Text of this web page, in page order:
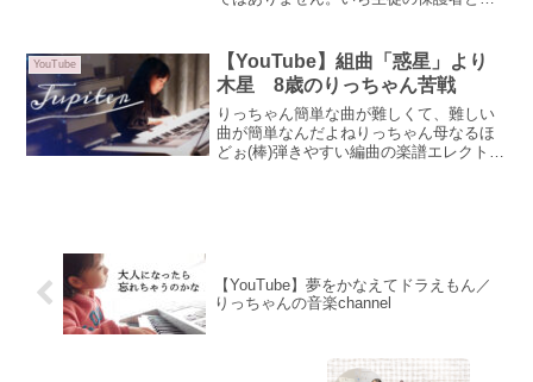
ず…。りっちゃん母あ、ヤマハ営業さ
ん、いつでもお待ちしてｍみんなの...
YouTube
【YouTube】組曲「惑星」より
木星 8歳のりっちゃん苦戦
りっちゃん簡単な曲が難しくて、難しい
曲が簡単なんだよねりっちゃん母なるほ
どぉ(棒)弾きやすい編曲の楽譜エレクトー
【YouTube】夢をかなえてドラえもん／
りっちゃんの音楽channel